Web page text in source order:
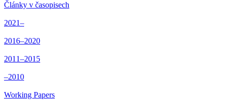
Články v časopisech
2021–
2016–2020
2011–2015
–2010
Working Papers